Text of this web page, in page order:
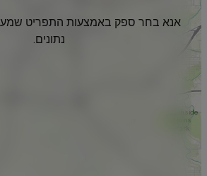
אנא בחר ספק באמצעות התפריט
נתונים.